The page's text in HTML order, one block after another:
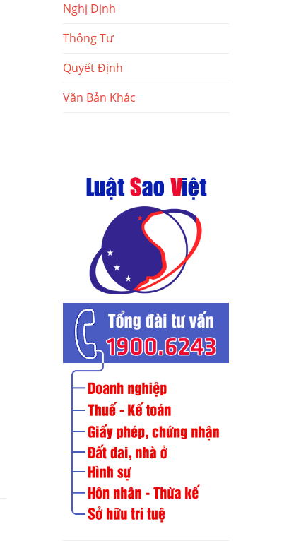
Nghị Định
Thông Tư
Quyết Định
Văn Bản Khác